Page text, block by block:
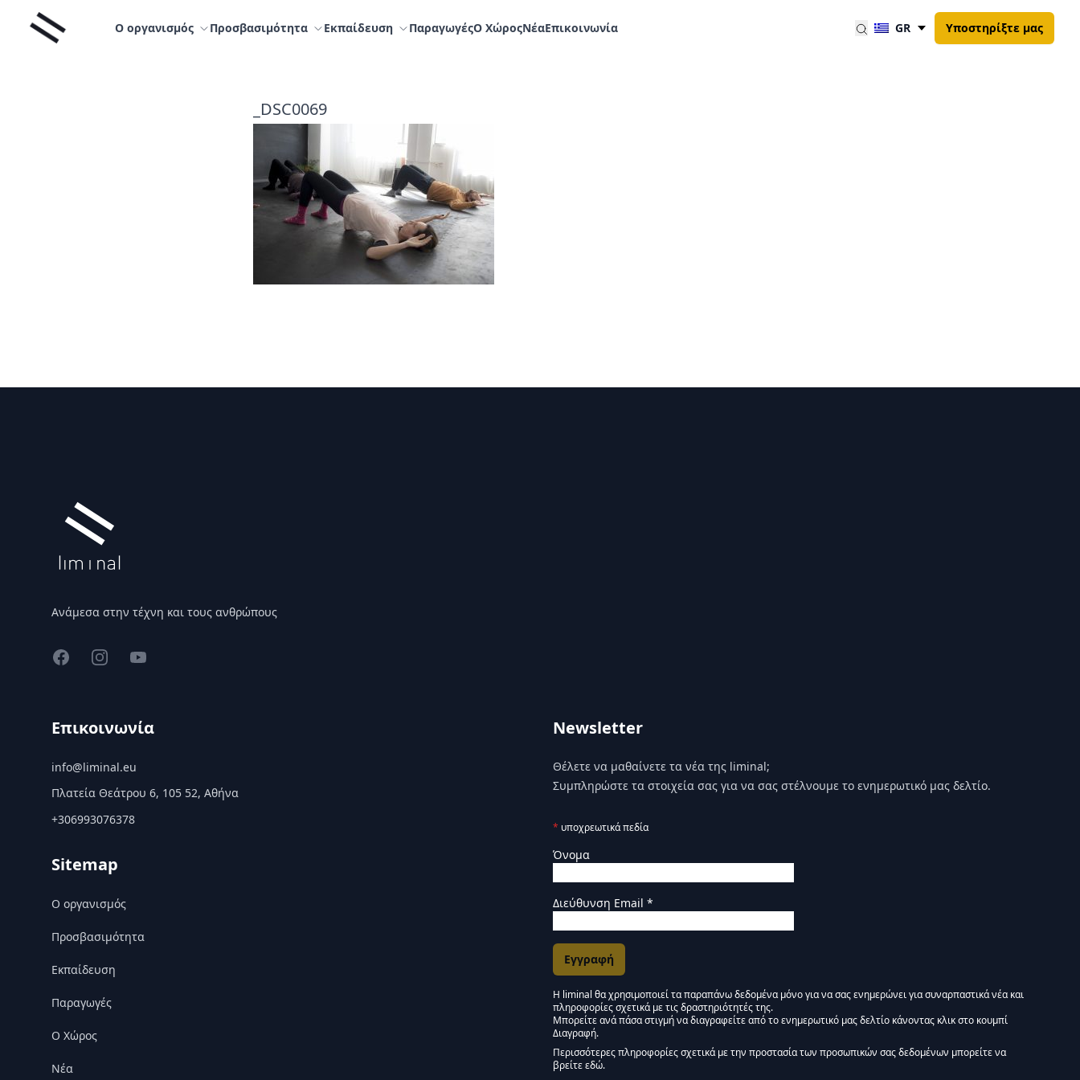
Μετάβαση
περιεχόμενο
Liminal Ο οργανισμός Προσβασιμότητα Εκπαίδευση ΠαραγωγέςΟ ΧώροςNέαΕπικοινωνία GR Υποστηρίξτε μας
_DSC0069
Ανάμεσα στην τέχνη και τους ανθρώπους
FacebookInstagramYouTube
Επικοινωνία
info@liminal.eu
Πλατεία Θεάτρου 6, 105 52, Αθήνα
+306993076378
Sitemap
Ο οργανισμός
Προσβασιμότητα
Εκπαίδευση
Παραγωγές
Ο Χώρος
Nέα
Newsletter
Θέλετε να μαθαίνετε τα νέα της liminal;
Συμπληρώστε τα στοιχεία σας για να σας στέλνουμε το ενημερωτικό μας δελτίο.
* υποχρεωτικά πεδία
Όνομα
Διεύθυνση Email *
Εγκρίσεις Μάρκετινγκ
Η liminal θα χρησιμοποιεί τα παραπάνω δεδομένα μόνο για να σας ενημερώνει για συναρπαστικά νέα και
πληροφορίες σχετικά με τις δραστηριότητές της.
Μείνετε συντονισμένοι - Ενημερωτικό δελτίο Liminal :)
Μπορείτε ανά πάσα στιγμή να διαγραφείτε από το ενημερωτικό μας δελτίο κάνοντας κλικ στο κουμπί
Διαγραφή.
Περισσότερες πληροφορίες σχετικά με την προστασία των προσωπικών σας δεδομένων μπορείτε να
βρείτε εδώ.